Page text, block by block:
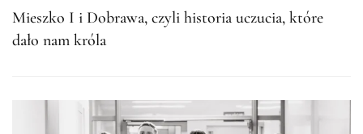
Mieszko I i Dobrawa, czyli historia uczucia, które
dało nam króla